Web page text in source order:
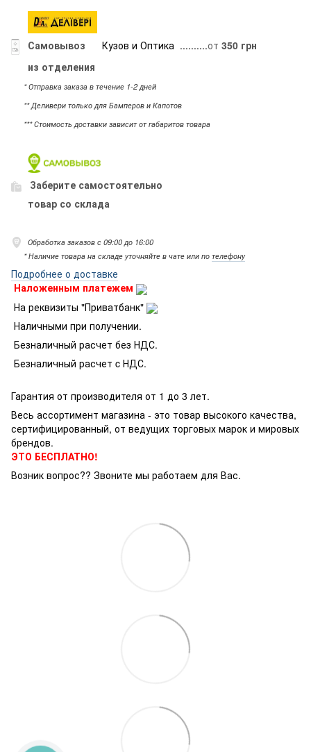
Самовывоз Кузов и Оптика ..........от 350 грн
из отделения
* Отправка заказа в течение 1-2 дней
** Деливери только для Бамперов и Капотов
*** Стоимость доставки зависит от габаритов товара
Заберите самостоятельно
товар со склада
Обработка заказов с 09:00 до 16:00
* Наличие товара на складе уточняйте в чате или по телефону
Подробнее о доставке
Наложенным платежем
На реквизиты "Приватбанк"
Наличными при получении.
Безналичный расчет без НДС.
Безналичный расчет c НДС.
Гарантия от производителя от 1 до 3 лет.
Весь ассортимент магазина - это товар высокого качества,
сертифицированный, от ведущих торговых марок и мировых
брендов.
ЭТО БЕСПЛАТНО!
Возник вопрос?? Звоните мы работаем для Вас.